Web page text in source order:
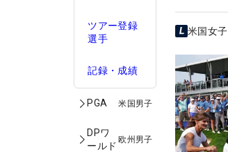
ツアー登録
選手
記録・成績
PGA 米国男子
DPワ
ールド
欧州男子
米国女子